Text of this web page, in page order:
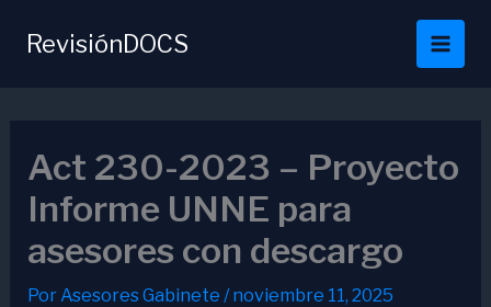
RevisiónDOCS
Act 230-2023 – Proyecto
Informe UNNE para
asesores con descargo
PorAsesores Gabinete /noviembre 11, 2025